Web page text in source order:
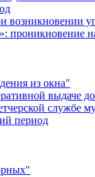
возникновении
на
из окна"
выдаче
службе
период